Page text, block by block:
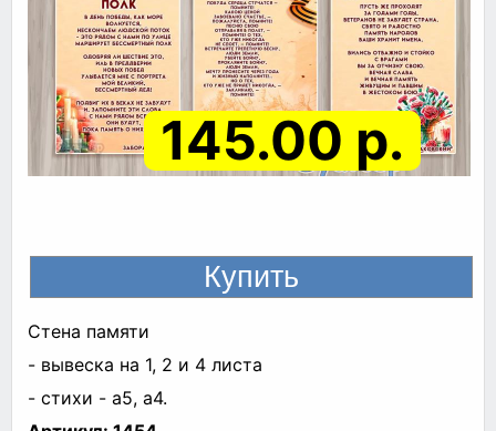
145.00 р.
Стена памяти
- вывеска на 1, 2 и 4 листа
- стихи - а5, а4.